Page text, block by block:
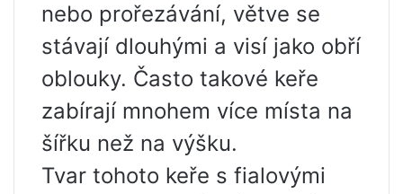
nebo prořezávání, větve se
stávají dlouhými a visí jako obří
oblouky. Často takové keře
zabírají mnohem více místa na
šířku než na výšku.
Tvar tohoto keře s fialovými